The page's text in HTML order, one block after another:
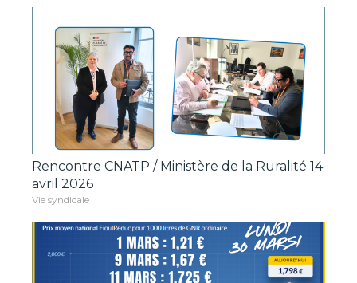
Rencontre CNATP / Ministère de la Ruralité 14
avril 2026
Vie syndicale